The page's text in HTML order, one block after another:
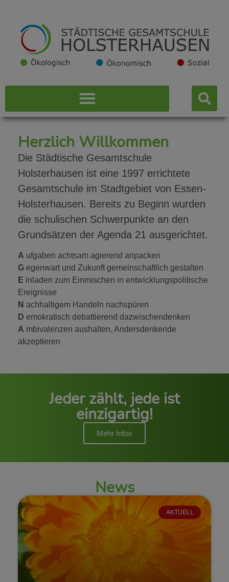
Erasmus
Erasmus+ unterstützt das lebenslange Lernen, um
die schulische, berufliche und persönliche
Entwicklung von Menschen in Europa zu fördern.
Herzlich Willkommen
Die Städtische Gesamtschule
Holsterhausen ist eine 1997 errichtete
Gesamtschule im Stadtgebiet von Essen-
Holsterhausen. Bereits zu Beginn wurden
die schulischen Schwerpunkte an den
Grundsätzen der Agenda 21 ausgerichtet.
A ufgaben achtsam agierend anpacken
G egenwart und Zukunft gemeinschaftlich gestalten
E inladen zum Einmischen in entwicklungspolitische
Ereignisse
N achhaltigem Handeln nachspüren
D emokratisch debattierend dazwischendenken
A mbivalenzen aushalten, Andersdenkende
akzeptieren
Jeder zählt, jede ist
einzigartig!
Mehr Infos
News
AKTUELL